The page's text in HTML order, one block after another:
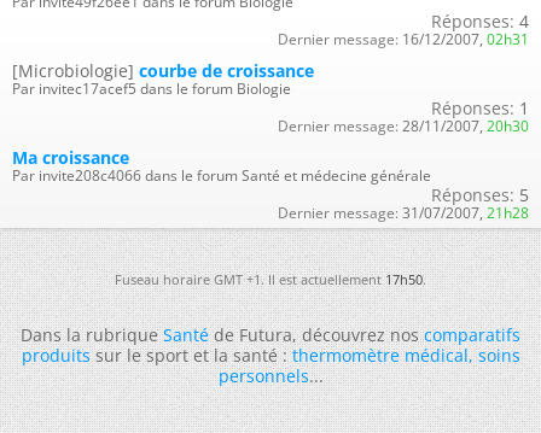
Réponses: 4
Dernier message: 16/12/2007, 02h31
[Microbiologie] courbe de croissance
Par invitec17acef5 dans le forum Biologie
Réponses: 1
Dernier message: 28/11/2007, 20h30
Ma croissance
Par invite208c4066 dans le forum Santé et médecine générale
Réponses: 5
Dernier message: 31/07/2007, 21h28
Fuseau horaire GMT +1. Il est actuellement 17h50.
Dans la rubriqueSantéde Futura, découvrez noscomparatifs
produitssur le sport et la santé :thermomètre médical,soins
personnels...